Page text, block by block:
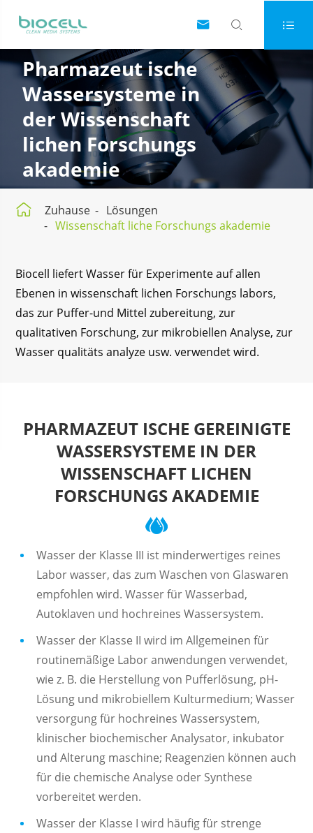
  
Pharmazeut ische
Wassersysteme in
der Wissenschaft
lichen Forschungs
akademie
 Zuhause
Lösungen
Wissenschaft liche Forschungs akademie
Biocell liefert Wasser für Experimente auf allen
Ebenen in wissenschaft lichen Forschungs labors,
das zur Puffer-und Mittel zubereitung, zur
qualitativen Forschung, zur mikrobiellen Analyse, zur
Wasser qualitäts analyze usw. verwendet wird.
PHARMAZEUT ISCHE GEREINIGTE
WASSERSYSTEME IN DER
WISSENSCHAFT LICHEN
FORSCHUNGS AKADEMIE
Wasser der Klasse III ist minderwertiges reines
Labor wasser, das zum Waschen von Glaswaren
empfohlen wird. Wasser für Wasserbad,
Autoklaven und hochreines Wassersystem.
Wasser der Klasse II wird im Allgemeinen für
routinemäßige Labor anwendungen verwendet,
wie z. B. die Herstellung von Pufferlösung, pH-
Lösung und mikrobiellem Kulturmedium; Wasser
versorgung für hochreines Wassersystem,
klinischer biochemischer Analysator, inkubator
und Alterung maschine; Reagenzien können auch
für die chemische Analyse oder Synthese
vorbereitet werden.
Wasser der Klasse I wird häufig für strenge